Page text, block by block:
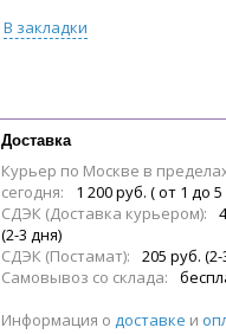
В закладки
Доставка
Курьер по Москве в
сегодня:
1 200 руб. ( от 1 до
СДЭК (Доставка курьером):
(2-3 дня)
СДЭК (Постамат):
205 руб.
Самовывоз со склада:
Информация о доставке и